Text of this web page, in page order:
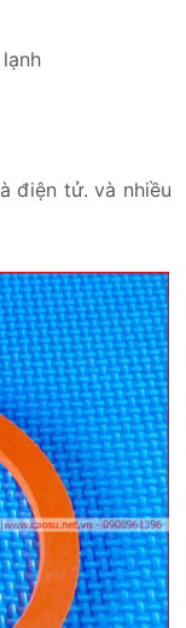
điện tử. và nhiều